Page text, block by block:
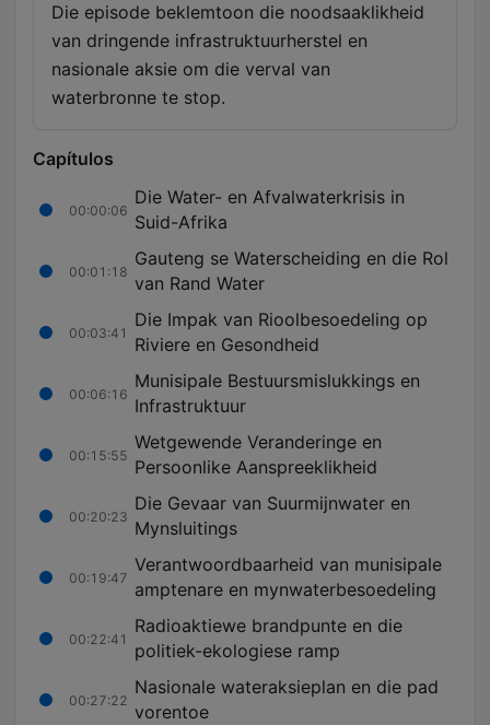
Die episode beklemtoon die noodsaaklikheid
van dringende infrastruktuurherstel en
nasionale aksie om die verval van
waterbronne te stop.
Capítulos
00:00:06
Die Water- en Afvalwaterkrisis in
Suid-Afrika
00:01:18
Gauteng se Waterscheiding en die Rol
van Rand Water
00:03:41
Die Impak van Rioolbesoedeling op
Riviere en Gesondheid
00:06:16
Munisipale Bestuursmislukkings en
Infrastruktuur
00:15:55
Wetgewende Veranderinge en
Persoonlike Aanspreeklikheid
00:20:23
Die Gevaar van Suurmijnwater en
Mynsluitings
00:19:47
Verantwoordbaarheid van munisipale
amptenare en mynwaterbesoedeling
00:22:41
Radioaktiewe brandpunte en die
politiek-ekologiese ramp
00:27:22
Nasionale wateraksieplan en die pad
vorentoe